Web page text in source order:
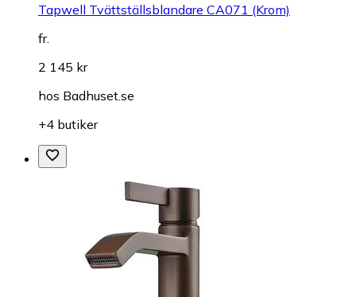
Tapwell Tvättställsblandare CA071 (Krom)
fr.
2 145 kr
hos Badhuset.se
+4 butiker